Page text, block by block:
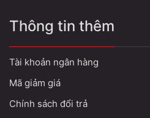
Thông tin thêm
Tài khoản ngân hàng
Mã giảm giá
Chính sách đổi trả